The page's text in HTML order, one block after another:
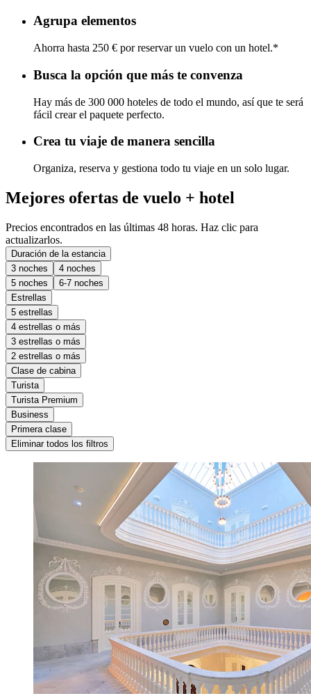
Agrupa elementos
Ahorra hasta 250 € por reservar un vuelo con un hotel.*
Busca la opción que más te convenza
Hay más de 300 000 hoteles de todo el mundo, así que te será
fácil crear el paquete perfecto.
Crea tu viaje de manera sencilla
Organiza, reserva y gestiona todo tu viaje en un solo lugar.
Mejores ofertas de vuelo + hotel
Precios encontrados en las últimas 48 horas. Haz clic para
actualizarlos.
Duración de la estancia
3 noches
4 noches
5 noches
6-7 noches
Estrellas
5 estrellas
4 estrellas o más
3 estrellas o más
2 estrellas o más
Clase de cabina
Turista
Turista Premium
Business
Primera clase
Eliminar todos los filtros